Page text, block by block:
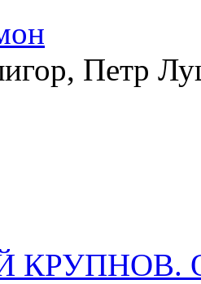
Петр
КРУПНОВ.